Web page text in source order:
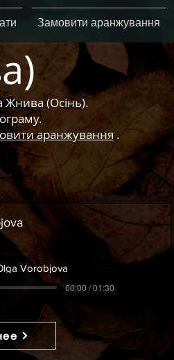
Замовити аранжування
Жнива (Осінь).
аранжування .
Vorobjova
00:00 / 01:30